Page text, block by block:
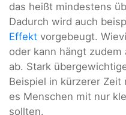
das heißt mindestens
Dadurch wird auch
Effekt vorgebeugt.
oder kann hängt
ab. Stark
Beispiel in kürzerer Zeit
es Menschen mit nur
sollten.